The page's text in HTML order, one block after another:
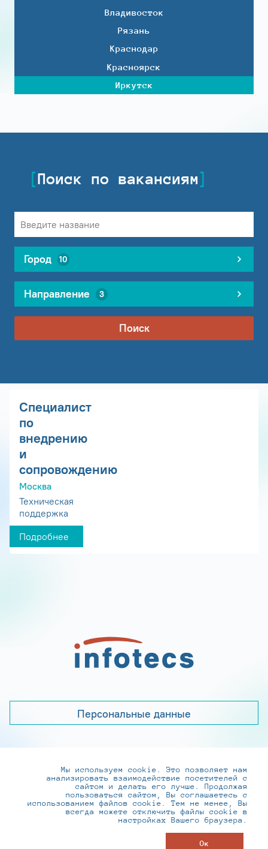
Владивосток
Рязань
Краснодар
Красноярск
Иркутск
Поиск по вакансиям
Город 10
Направление 3
Поиск
Специалист
по
внедрению
и
сопровождению
Москва
Техническая
поддержка
Подробнее
Персональные данные
+7 (495) 737-6192, 8-800-250-0-260
practice@infotecs.ru,hr@infotecs.ru
127273, г. Москва, Отрадная ул., 2Б строение 1
Мы используем cookie. Это позволяет нам
анализировать взаимодействие посетителей с
сайтом и делать его лучше. Продолжая
пользоваться сайтом, Вы соглашаетесь с
использованием файлов cookie. Тем не менее, Вы
всегда можете отключить файлы cookie в
настройках Вашего браузера.
Ок